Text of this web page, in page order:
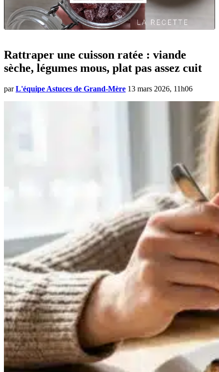
Rattraper une cuisson ratée : viande
sèche, légumes mous, plat pas assez cuit
par L'équipe Astuces de Grand-Mère 13 mars 2026, 11h06